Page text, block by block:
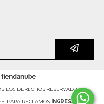
LOS DERECHOS RESERVADOS.
PARA RECLAMOS
INGRESÁ ACÁ.